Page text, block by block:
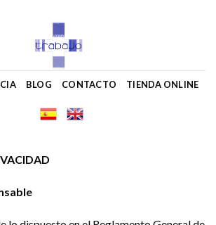
BLOG CONTACTO TIENDA ONLINE